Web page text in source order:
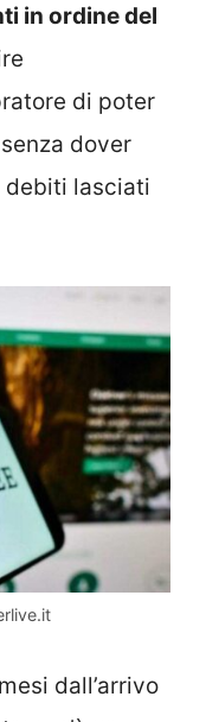
in ordine del
di poter
dover
debiti lasciati
dall’arrivo